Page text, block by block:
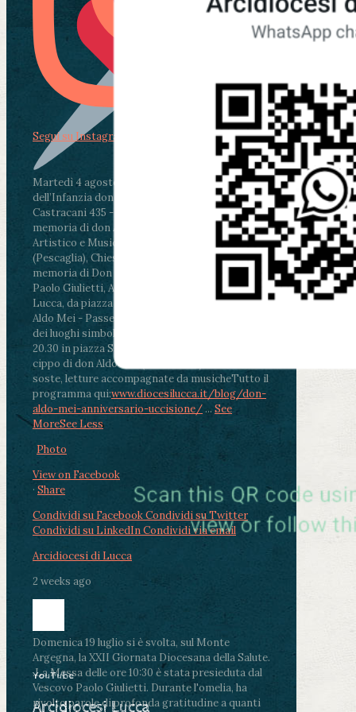
Martedì 4 agosto2026
ore 11:30 - Lucca, Scuola
dell’Infanzia don Aldo Mei - Viale Castruccio
Castracani 435 - Inaugurazione murales in
memoria di don Aldo Mei curato dal Liceo
Artistico e Musicale “Passaglia”
ore 18 - Fiano
(Pescaglia), Chiesa parrocchiale - Messa in
memoria di Don Aldo Mei celebrata da mons.
Paolo Giulietti, Arcivescovo di Lucca
ore 20.30 -
Lucca, da piazza San Michele al Cippo di don
Aldo Mei - Passeggiata della Memoria in alcuni
dei luoghi simbolo della città. Ritrovo alle ore
20.30 in piazza San Michele con conclusione al
cippo di don Aldo Mei (Porta Elisa). Durante le
soste, letture accompagnate da musicheTutto il
programma qui:www.diocesilucca.it/blog/don-
aldo-mei-anniversario-uccisione/... See
MoreSee Less
Photo
View on Facebook
· Share
Condividi su FacebookCondividi su Twitter
Condividi su LinkedInCondividi via email
Arcidiocesi di Lucca
2 weeks ago
Domenica 19 luglio si è svolta, sul Monte
Argegna, la XXII Giornata Diocesana della Salute.
.La Messa delle ore 10:30 è stata presieduta dal
Vescovo Paolo Giulietti. Durante l'omelia, ha
rivolto parole di profonda gratitudine a quanti
Segui su Instagram
YouTube
Arcidiocesi Lucca